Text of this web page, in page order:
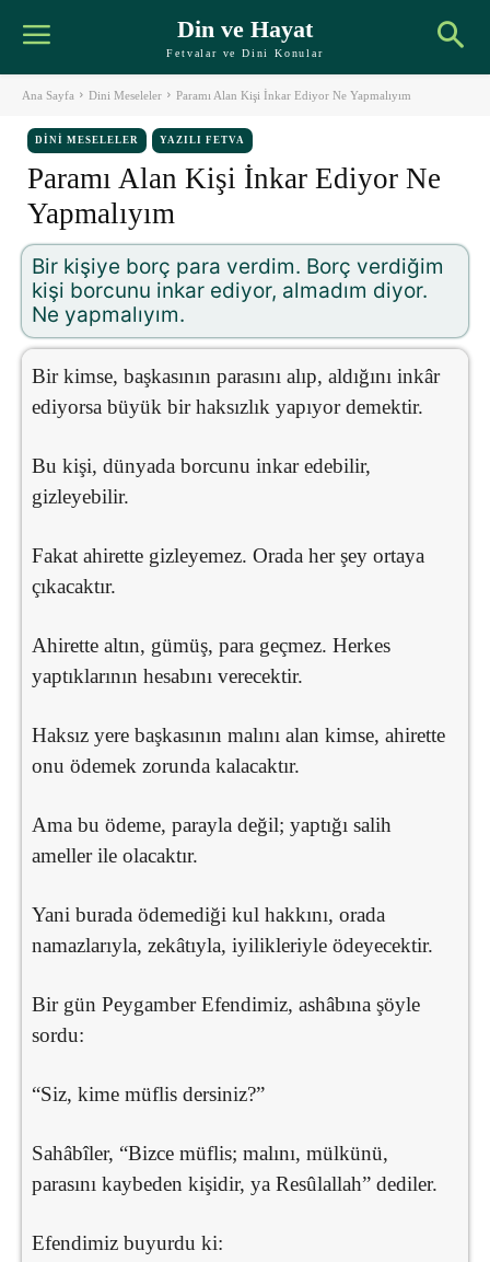
Din ve Hayat
Fetvalar ve Dini Konular
Ana Sayfa Dini Meseleler Paramı Alan Kişi İnkar Ediyor Ne Yapmalıyım
DINI MESELELER YAZILI FETVA
Paramı Alan Kişi İnkar Ediyor Ne
Yapmalıyım
Bir kişiye borç para verdim. Borç verdiğim
kişi borcunu inkar ediyor, almadım diyor.
Ne yapmalıyım.
Bir kimse, başkasının parasını alıp, aldığını inkâr
ediyorsa büyük bir haksızlık yapıyor demektir.
Bu kişi, dünyada borcunu inkar edebilir,
gizleyebilir.
Fakat ahirette gizleyemez. Orada her şey ortaya
çıkacaktır.
Ahirette altın, gümüş, para geçmez. Herkes
yaptıklarının hesabını verecektir.
Haksız yere başkasının malını alan kimse, ahirette
onu ödemek zorunda kalacaktır.
Ama bu ödeme, parayla değil; yaptığı salih
ameller ile olacaktır.
Yani burada ödemediği kul hakkını, orada
namazlarıyla, zekâtıyla, iyilikleriyle ödeyecektir.
Bir gün Peygamber Efendimiz, ashâbına şöyle
sordu:
“Siz, kime müflis dersiniz?”
Sahâbîler, “Bizce müflis; malını, mülkünü,
parasını kaybeden kişidir, ya Resûlallah” dediler.
Efendimiz buyurdu ki: